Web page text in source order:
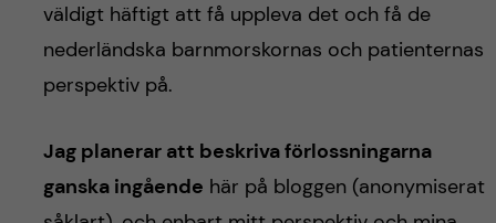
väldigt häftigt att få uppleva det och få de
nederländska barnmorskornas och patienternas
perspektiv på.
Jag planerar att beskriva förlossningarna
ganska ingående här på bloggen (anonymiserat